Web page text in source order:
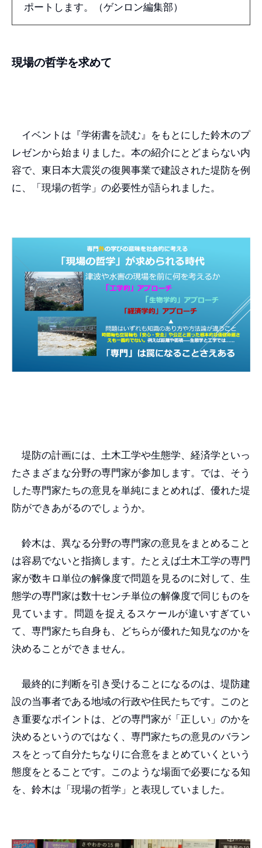
ポートします。（ゲンロン編集部）
現場の哲学を求めて
イベントは『学術書を読む』をもとにした鈴木のプ
レゼンから始まりました。本の紹介にとどまらない内
容で、東日本大震災の復興事業で建設された堤防を例
に、「現場の哲学」の必要性が語られました。
堤防の計画には、土木工学や生態学、経済学といっ
たさまざまな分野の専門家が参加します。では、そう
した専門家たちの意見を単純にまとめれば、優れた堤
防ができあがるのでしょうか。
鈴木は、異なる分野の専門家の意見をまとめること
は容易でないと指摘します。たとえば土木工学の専門
家が数キロ単位の解像度で問題を見るのに対して、生
態学の専門家は数十センチ単位の解像度で同じものを
見ています。問題を捉えるスケールが違いすぎてい
て、専門家たち自身も、どちらが優れた知見なのかを
決めることができません。
最終的に判断を引き受けることになるのは、堤防建
設の当事者である地域の行政や住民たちです。このと
き重要なポイントは、どの専門家が「正しい」のかを
決めるというのではなく、専門家たちの意見のバラン
スをとって自分たちなりに合意をまとめていくという
態度をとることです。このような場面で必要になる知
を、鈴木は「現場の哲学」と表現していました。